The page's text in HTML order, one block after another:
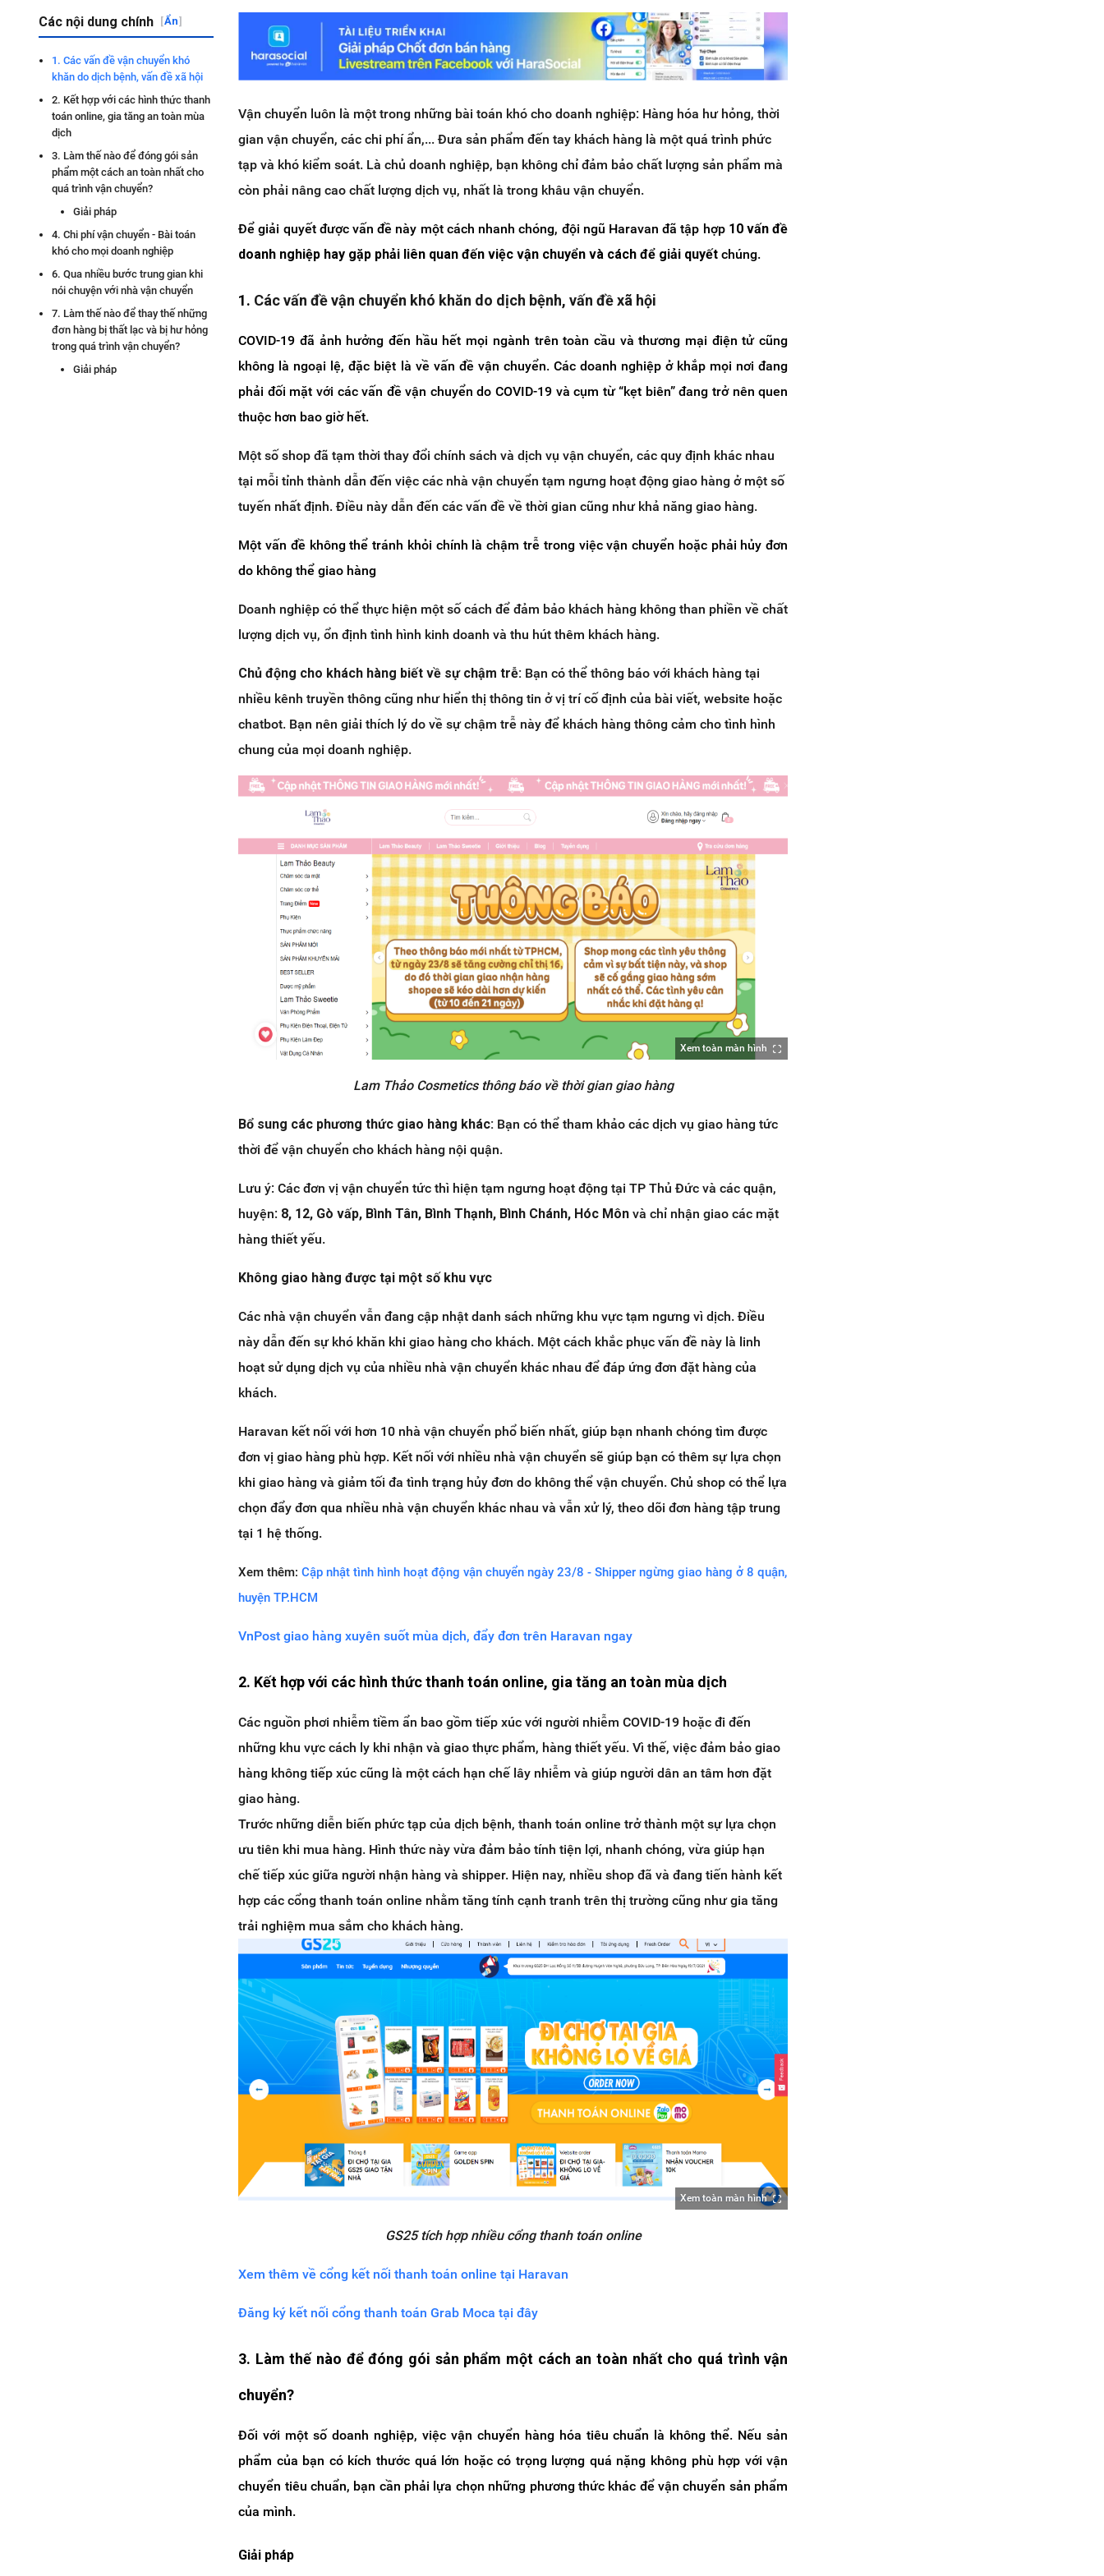
Các nội dung chính [Ẩn]
1. Các vấn đề vận chuyển khó
khăn do dịch bệnh, vấn đề xã hội
2. Kết hợp với các hình thức thanh
toán online, gia tăng an toàn mùa
dịch
3. Làm thế nào để đóng gói sản
phẩm một cách an toàn nhất cho
quá trình vận chuyển?
Giải pháp
4. Chi phí vận chuyển - Bài toán
khó cho mọi doanh nghiệp
6. Qua nhiều bước trung gian khi
nói chuyện với nhà vận chuyển
7. Làm thế nào để thay thế những
đơn hàng bị thất lạc và bị hư hỏng
trong quá trình vận chuyển?
Giải pháp
Vận chuyển luôn là một trong những bài toán khó cho doanh nghiệp: Hàng hóa hư hỏng, thời
gian vận chuyển, các chi phí ẩn,... Đưa sản phẩm đến tay khách hàng là một quá trình phức
tạp và khó kiểm soát. Là chủ doanh nghiệp, bạn không chỉ đảm bảo chất lượng sản phẩm mà
còn phải nâng cao chất lượng dịch vụ, nhất là trong khâu vận chuyển.
Để giải quyết được vấn đề này một cách nhanh chóng, đội ngũ Haravan đã tập hợp 10 vấn đề
doanh nghiệp hay gặp phải liên quan đến việc vận chuyển và cách để giải quyếtchúng.
1. Các vấn đề vận chuyển khó khăn do dịch bệnh, vấn đề xã hội
COVID-19 đã ảnh hưởng đến hầu hết mọi ngành trên toàn cầu và thương mại điện tử cũng
không là ngoại lệ, đặc biệt là về vấn đề vận chuyển. Các doanh nghiệp ở khắp mọi nơi đang
phải đối mặt với các vấn đề vận chuyển do COVID-19 và cụm từ “kẹt biên” đang trở nên quen
thuộc hơn bao giờ hết.
Một số shop đã tạm thời thay đổi chính sách và dịch vụ vận chuyển, các quy định khác nhau
tại mỗi tỉnh thành dẫn đến việc các nhà vận chuyển tạm ngưng hoạt động giao hàng ở một số
tuyến nhất định. Điều này dẫn đến các vấn đề về thời gian cũng như khả năng giao hàng.
Một vấn đề không thể tránh khỏi chính là chậm trễ trong việc vận chuyển hoặc phải hủy đơn
do không thể giao hàng
Doanh nghiệp có thể thực hiện một số cách để đảm bảo khách hàng không than phiền về chất
lượng dịch vụ, ổn định tình hình kinh doanh và thu hút thêm khách hàng.
Chủ động cho khách hàng biết về sự chậm trễ: Bạn có thể thông báo với khách hàng tại
nhiều kênh truyền thông cũng như hiển thị thông tin ở vị trí cố định của bài viết, website hoặc
chatbot. Bạn nên giải thích lý do về sự chậm trễ này để khách hàng thông cảm cho tình hình
chung của mọi doanh nghiệp.
Xem toàn màn hình
Lam Thảo Cosmetics thông báo về thời gian giao hàng
Bổ sung các phương thức giao hàng khác: Bạn có thể tham khảo các dịch vụ giao hàng tức
thời để vận chuyển cho khách hàng nội quận.
Lưu ý: Các đơn vị vận chuyển tức thì hiện tạm ngưng hoạt động tại TP Thủ Đức và các quận,
huyện: 8, 12, Gò vấp, Bình Tân, Bình Thạnh, Bình Chánh, Hóc Môn và chỉ nhận giao các mặt
hàng thiết yếu.
Không giao hàng được tại một số khu vực
Các nhà vận chuyển vẫn đang cập nhật danh sách những khu vực tạm ngưng vì dịch. Điều
này dẫn đến sự khó khăn khi giao hàng cho khách. Một cách khắc phục vấn đề này là linh
hoạt sử dụng dịch vụ của nhiều nhà vận chuyển khác nhau để đáp ứng đơn đặt hàng của
khách.
Haravan kết nối với hơn 10 nhà vận chuyển phổ biến nhất, giúp bạn nhanh chóng tìm được
đơn vị giao hàng phù hợp. Kết nối với nhiều nhà vận chuyển sẽ giúp bạn có thêm sự lựa chọn
khi giao hàng và giảm tối đa tình trạng hủy đơn do không thể vận chuyển. Chủ shop có thể lựa
chọn đẩy đơn qua nhiều nhà vận chuyển khác nhau và vẫn xử lý, theo dõi đơn hàng tập trung
tại 1 hệ thống.
Xem thêm:Cập nhật tình hình hoạt động vận chuyển ngày 23/8 - Shipper ngừng giao hàng ở 8 quận,
huyện TP.HCM
VnPost giao hàng xuyên suốt mùa dịch, đẩy đơn trên Haravan ngay
2. Kết hợp với các hình thức thanh toán online, gia tăng an toàn mùa dịch
Các nguồn phơi nhiễm tiềm ẩn bao gồm tiếp xúc với người nhiễm COVID-19 hoặc đi đến
những khu vực cách ly khi nhận và giao thực phẩm, hàng thiết yếu. Vì thế, việc đảm bảo giao
hàng không tiếp xúc cũng là một cách hạn chế lây nhiễm và giúp người dân an tâm hơn đặt
giao hàng.
Trước những diễn biến phức tạp của dịch bệnh, thanh toán online trở thành một sự lựa chọn
ưu tiên khi mua hàng. Hình thức này vừa đảm bảo tính tiện lợi, nhanh chóng, vừa giúp hạn
chế tiếp xúc giữa người nhận hàng và shipper. Hiện nay, nhiều shop đã và đang tiến hành kết
hợp các cổng thanh toán online nhằm tăng tính cạnh tranh trên thị trường cũng như gia tăng
trải nghiệm mua sắm cho khách hàng.
Xem toàn màn hình
GS25 tích hợp nhiều cổng thanh toán online
Xem thêm về cổng kết nối thanh toán online tại Haravan
Đăng ký kết nối cổng thanh toán Grab Moca tại đây
3. Làm thế nào để đóng gói sản phẩm một cách an toàn nhất cho quá trình vận
chuyển?
Đối với một số doanh nghiệp, việc vận chuyển hàng hóa tiêu chuẩn là không thể. Nếu sản
phẩm của bạn có kích thước quá lớn hoặc có trọng lượng quá nặng không phù hợp với vận
chuyển tiêu chuẩn, bạn cần phải lựa chọn những phương thức khác để vận chuyển sản phẩm
của mình.
Giải pháp